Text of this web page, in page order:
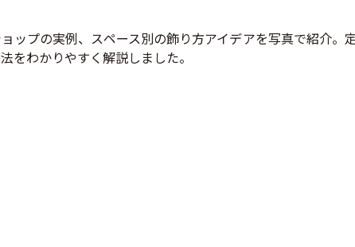
ップの実例、スペース別の飾り方アイデアを写真で紹介。
をわかりやすく解説しました。